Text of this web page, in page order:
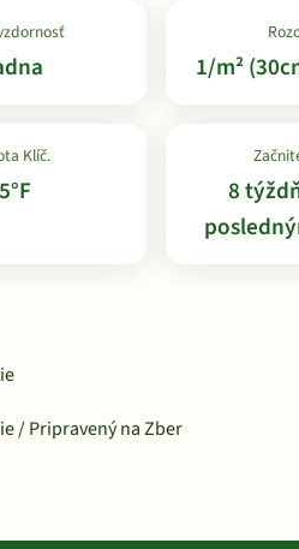
1/m²
Klíč.
8
/ Pripravený na Zber